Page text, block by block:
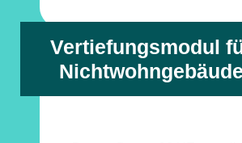
+
Vertiefungsmodul
Nichtwohngebäude